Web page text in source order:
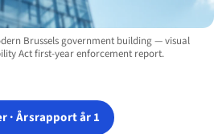
Brussels government building — visual
Act first-year enforcement report.
· Årsrapport år 1